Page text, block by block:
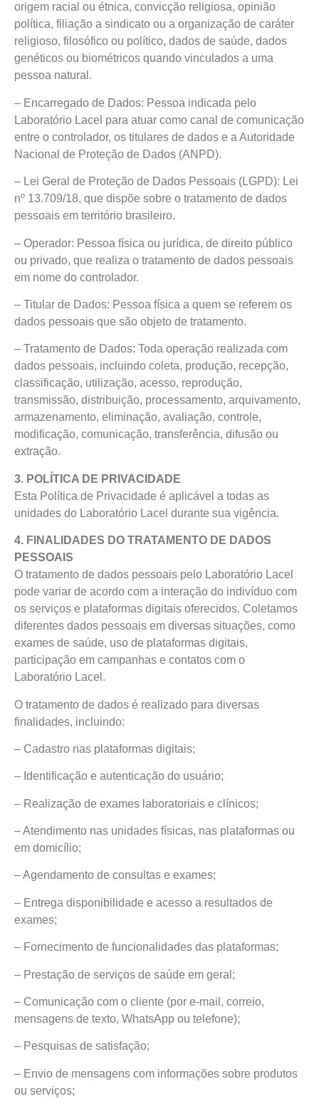
origem racial ou étnica, convicção religiosa, opinião
política, filiação a sindicato ou a organização de caráter
religioso, filosófico ou político, dados de saúde, dados
genéticos ou biométricos quando vinculados a uma
pessoa natural.
– Encarregado de Dados: Pessoa indicada pelo
Laboratório Lacel para atuar como canal de comunicação
entre o controlador, os titulares de dados e a Autoridade
Nacional de Proteção de Dados (ANPD).
– Lei Geral de Proteção de Dados Pessoais (LGPD): Lei
nº 13.709/18, que dispõe sobre o tratamento de dados
pessoais em território brasileiro.
– Operador: Pessoa física ou jurídica, de direito público
ou privado, que realiza o tratamento de dados pessoais
em nome do controlador.
– Titular de Dados: Pessoa física a quem se referem os
dados pessoais que são objeto de tratamento.
– Tratamento de Dados: Toda operação realizada com
dados pessoais, incluindo coleta, produção, recepção,
classificação, utilização, acesso, reprodução,
transmissão, distribuição, processamento, arquivamento,
armazenamento, eliminação, avaliação, controle,
modificação, comunicação, transferência, difusão ou
extração.
3. POLÍTICA DE PRIVACIDADE
Esta Política de Privacidade é aplicável a todas as
unidades do Laboratório Lacel durante sua vigência.
4. FINALIDADES DO TRATAMENTO DE DADOS
PESSOAIS
O tratamento de dados pessoais pelo Laboratório Lacel
pode variar de acordo com a interação do indivíduo com
os serviços e plataformas digitais oferecidos. Coletamos
diferentes dados pessoais em diversas situações, como
exames de saúde, uso de plataformas digitais,
participação em campanhas e contatos com o
Laboratório Lacel.
O tratamento de dados é realizado para diversas
finalidades, incluindo:
– Cadastro nas plataformas digitais;
– Identificação e autenticação do usuário;
– Realização de exames laboratoriais e clínicos;
– Atendimento nas unidades físicas, nas plataformas ou
em domicílio;
– Agendamento de consultas e exames;
– Entrega disponibilidade e acesso a resultados de
exames;
– Fornecimento de funcionalidades das plataformas;
– Prestação de serviços de saúde em geral;
– Comunicação com o cliente (por e-mail, correio,
mensagens de texto, WhatsApp ou telefone);
– Pesquisas de satisfação;
– Envio de mensagens com informações sobre produtos
ou serviços;